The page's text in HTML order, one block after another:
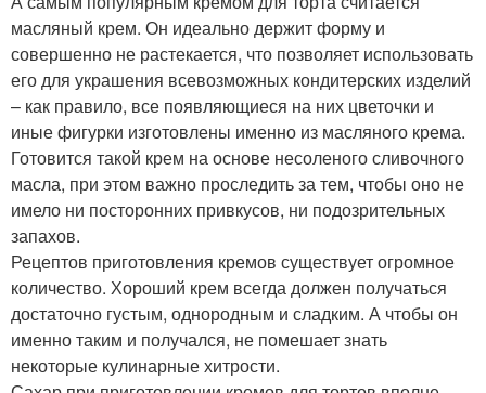
масляный крем. Он идеально держит форму и
совершенно не растекается, что позволяет использовать
его для украшения всевозможных кондитерских изделий
– как правило, все появляющиеся на них цветочки и
иные фигурки изготовлены именно из масляного крема.
Готовится такой крем на основе несоленого сливочного
масла, при этом важно проследить за тем, чтобы оно не
имело ни посторонних привкусов, ни подозрительных
запахов.
Рецептов приготовления кремов существует огромное
количество. Хороший крем всегда должен получаться
достаточно густым, однородным и сладким. А чтобы он
именно таким и получался, не помешает знать
некоторые кулинарные хитрости.